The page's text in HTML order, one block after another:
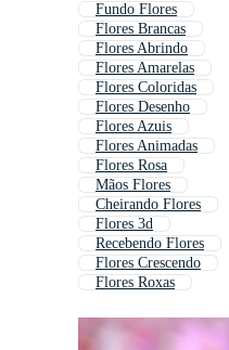
Fundo Flores
Flores Brancas
Flores Abrindo
Flores Amarelas
Flores Coloridas
Flores Desenho
Flores Azuis
Flores Animadas
Flores Rosa
Mãos Flores
Cheirando Flores
Flores 3d
Recebendo Flores
Flores Crescendo
Flores Roxas